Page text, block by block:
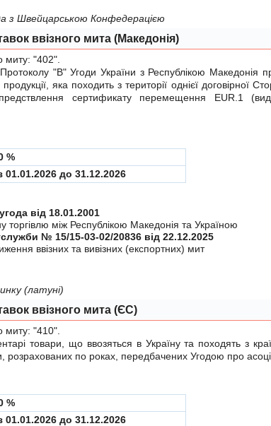
з Швейцарською Конфедерацiєю
ввізного мита (Македонія)
миту:"402"
"B"Угоди України з Республікою Македонія
яка походить з території однієї договірної
сертификату перемещення EUR.1
%
01.01.2026 до 31.12.2026
Міждержавна угода від 18.01.2001
торгiвлю мiж Республiкою Македонiя та Україною
№ 15/15-03-02/20836 від 22.12.2025
ввiзних та вивiзних (експортних) мит
(латуні)
ввізного мита (ЄС)
миту:"410"
товари, що ввозяться в Україну та походять з
розрахованих по роках, передбаченихУгодою про
%
01.01.2026 до 31.12.2026